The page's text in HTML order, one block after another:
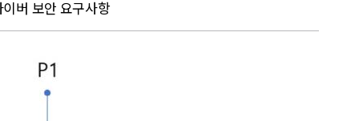
버 보안 요구사항